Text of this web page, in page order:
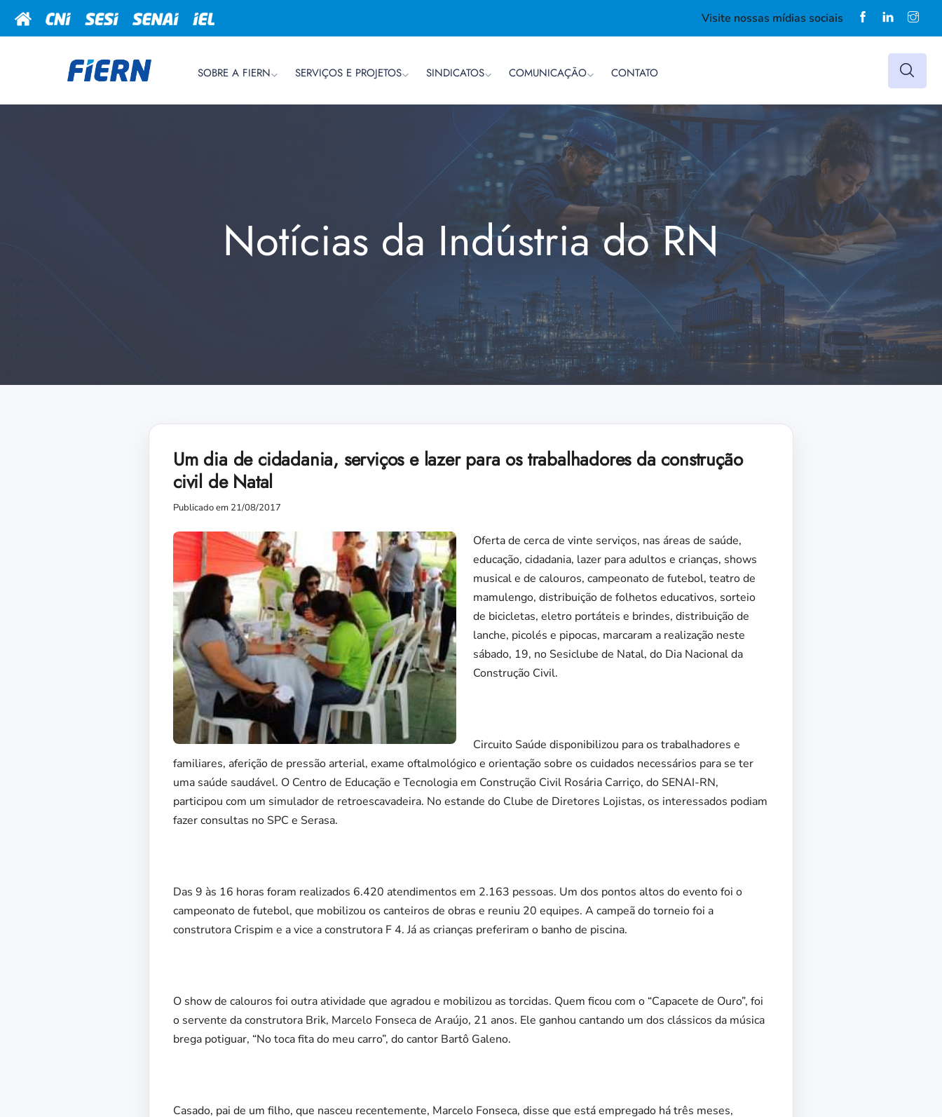
Visite nossas mídias sociais
SOBRE A FIERN SERVIÇOS E PROJETOS SINDICATOS COMUNICAÇÃO CONTATO
Notícias da Indústria do RN
Um dia de cidadania, serviços e lazer para os trabalhadores da construção
civil de Natal
Publicado em 21/08/2017
Oferta de cerca de vinte serviços, nas áreas de saúde,
educação, cidadania, lazer para adultos e crianças, shows
musical e de calouros, campeonato de futebol, teatro de
mamulengo, distribuição de folhetos educativos, sorteio
de bicicletas, eletro portáteis e brindes, distribuição de
lanche, picolés e pipocas, marcaram a realização neste
sábado, 19, no Sesiclube de Natal, do Dia Nacional da
Construção Civil.
Circuito Saúde disponibilizou para os trabalhadores e
familiares, aferição de pressão arterial, exame oftalmológico e orientação sobre os cuidados necessários para se ter
uma saúde saudável. O Centro de Educação e Tecnologia em Construção Civil Rosária Carriço, do SENAI-RN,
participou com um simulador de retroescavadeira. No estande do Clube de Diretores Lojistas, os interessados podiam
fazer consultas no SPC e Serasa.
Das 9 às 16 horas foram realizados 6.420 atendimentos em 2.163 pessoas. Um dos pontos altos do evento foi o
campeonato de futebol, que mobilizou os canteiros de obras e reuniu 20 equipes. A campeã do torneio foi a
construtora Crispim e a vice a construtora F 4. Já as crianças preferiram o banho de piscina.
O show de calouros foi outra atividade que agradou e mobilizou as torcidas. Quem ficou com o “Capacete de Ouro”, foi
o servente da construtora Brik, Marcelo Fonseca de Araújo, 21 anos. Ele ganhou cantando um dos clássicos da música
brega potiguar, “No toca fita do meu carro”, do cantor Bartô Galeno.
Casado, pai de um filho, que nasceu recentemente, Marcelo Fonseca, disse que está empregado há três meses,